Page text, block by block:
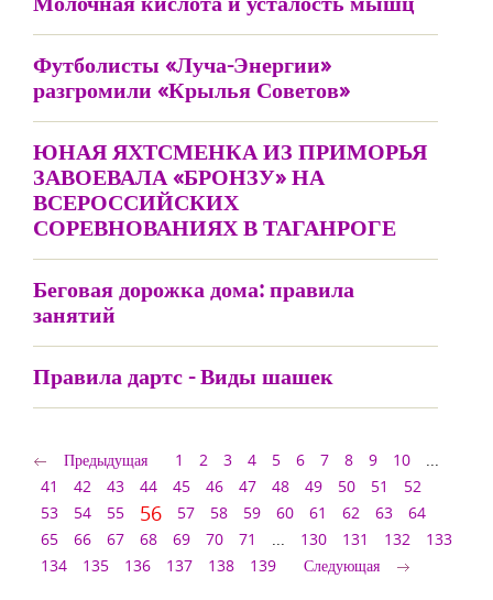
Футболисты «Луча-Энергии»
разгромили «Крылья Советов»
ЮНАЯ ЯХТСМЕНКА ИЗ ПРИМОРЬЯ
ЗАВОЕВАЛА «БРОНЗУ» НА
ВСЕРОССИЙСКИХ
СОРЕВНОВАНИЯХ В ТАГАНРОГЕ
Беговая дорожка дома: правила
занятий
Правила дартс - Виды шашек
Предыдущая 1 2 3 4 5 6 7 8 9 10
...
41
42 43 44 45 46 47 48 49 50 51
52
53
54 55 56 57 58 59 60 61 62 63
64
65
66 67 68 69 70 71 ... 130 131 132
133
134
135 136 137 138 139 Следующая